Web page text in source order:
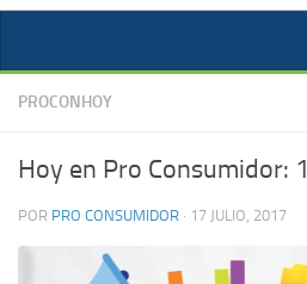
PROCONHOY
Hoy en Pro Consumidor:
POR PRO CONSUMIDOR · 17 JULIO, 2017